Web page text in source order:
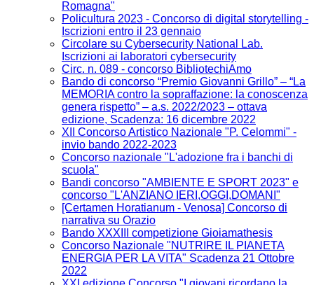
Romagna"
Policultura 2023 - Concorso di digital storytelling -
Iscrizioni entro il 23 gennaio
Circolare su Cybersecurity National Lab.
Iscrizioni ai laboratori cybersecurity
Circ. n. 089 - concorso BibliotechiAmo
Bando di concorso “Premio Giovanni Grillo” – “La
MEMORIA contro la sopraffazione: la conoscenza
genera rispetto” – a.s. 2022/2023 – ottava
edizione, Scadenza: 16 dicembre 2022
XII Concorso Artistico Nazionale "P. Celommi" -
invio bando 2022-2023
Concorso nazionale "L'adozione fra i banchi di
scuola"
Bandi concorso "AMBIENTE E SPORT 2023" e
concorso "L'ANZIANO IERI,OGGI,DOMANI"
[Certamen Horatianum - Venosa] Concorso di
narrativa su Orazio
Bando XXXIII competizione Gioiamathesis
Concorso Nazionale "NUTRIRE IL PIANETA
ENERGIA PER LA VITA" Scadenza 21 Ottobre
2022